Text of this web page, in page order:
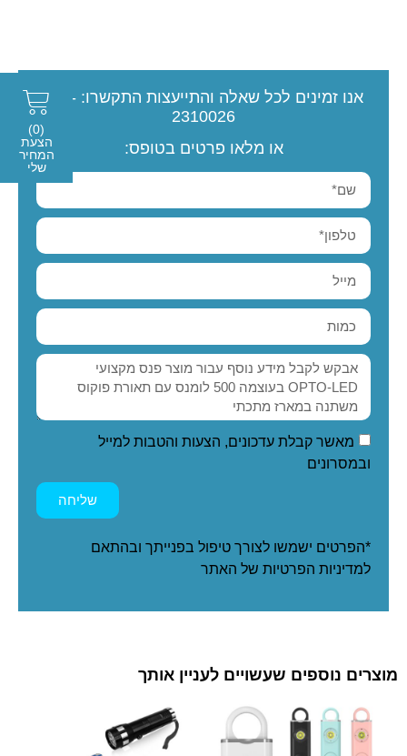
אנו זמינים לכל שאלה והתייעצות התקשרו: 077-
2310026
או מלאו פרטים בטופס:
מאשר קבלת עדכונים, הצעות והטבות למייל
ובמסרונים
שליחה
*הפרטים ישמשו לצורך טיפול בפנייתך ובהתאם
למדיניות הפרטיות של האתר
מוצרים נוספים שעשויים לעניין אותך
(0)
הצעת
המחיר
שלי